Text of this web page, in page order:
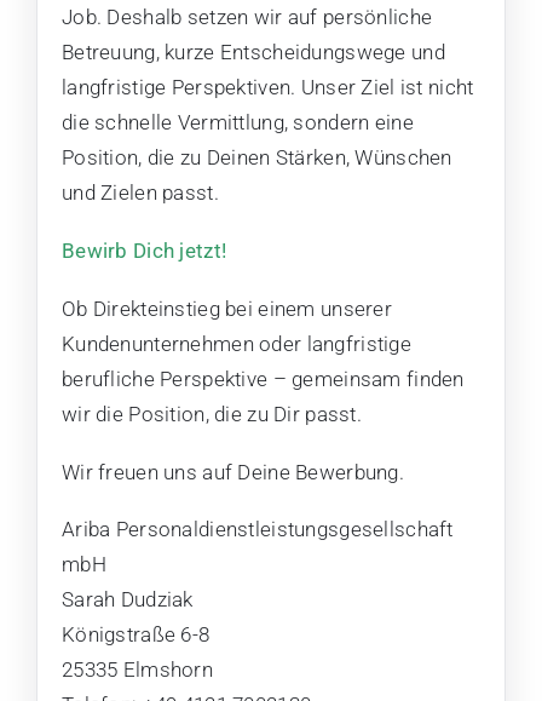
Job. Deshalb setzen wir auf persönliche
Betreuung, kurze Entscheidungswege und
langfristige Perspektiven. Unser Ziel ist nicht
die schnelle Vermittlung, sondern eine
Position, die zu Deinen Stärken, Wünschen
und Zielen passt.
Bewirb Dich jetzt!
Ob Direkteinstieg bei einem unserer
Kundenunternehmen oder langfristige
berufliche Perspektive – gemeinsam finden
wir die Position, die zu Dir passt.
Wir freuen uns auf Deine Bewerbung.
Ariba Personaldienstleistungsgesellschaft
mbH
Sarah Dudziak
Königstraße 6-8
25335 Elmshorn